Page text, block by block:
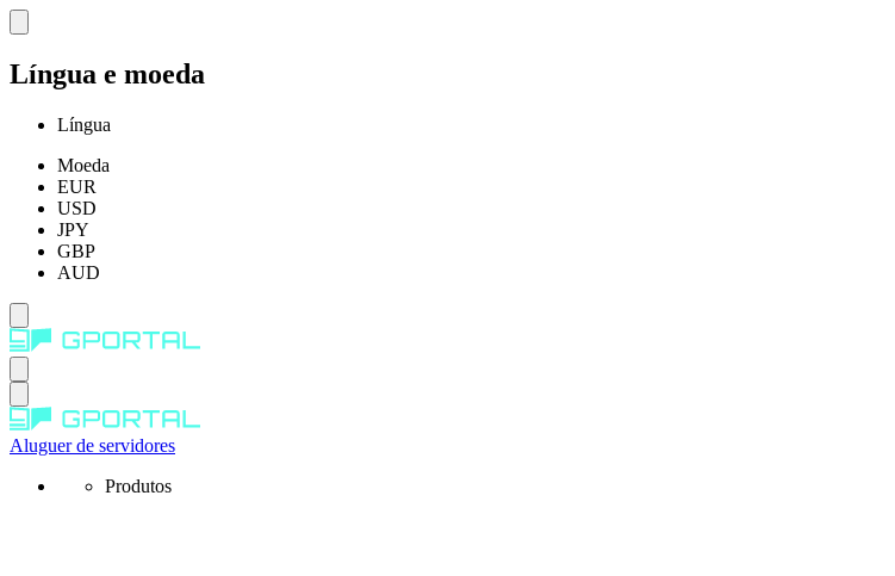
Língua e moeda
Língua
Moeda
EUR
USD
JPY
GBP
AUD
Aluguer de servidores
Produtos